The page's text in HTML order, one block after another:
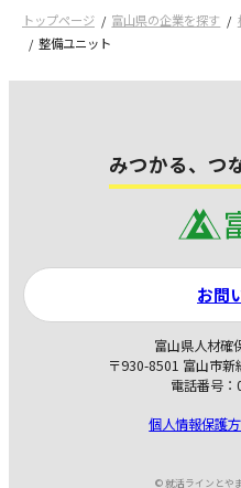
トップページ 富山県の企業を探す
整備ユニット
みつかる、つ
富山県人材確
〒930-8501 富山市
電話番号
個人情報保護
お問
© 就活ラインとや